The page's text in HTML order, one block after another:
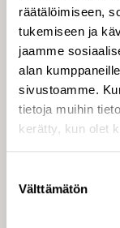
räätälöimiseen,
tukemiseen ja
jaamme
alan
sivustoamme.
tietoja muihin
kerätty, kun olet
Välttämätön
Mutta mistä
uskoa
kulttuurialan
Sanotaan, että
uskomme, että
maailmaa ja
viisaammin,